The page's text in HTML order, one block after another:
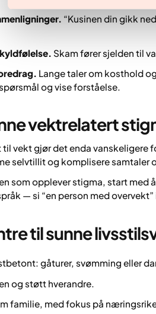
“Kusinen din gikk
Skam fører sjelden til
Lange taler om kosthold
og vise forståelse.
vektrelatert
vekt gjør det enda vanskeligere
selvtillit og komplisere samtaler
som opplever stigma, start
— si “en person med
til sunne
gåturer, svømming eller
og støtt hverandre.
familie, med fokus på